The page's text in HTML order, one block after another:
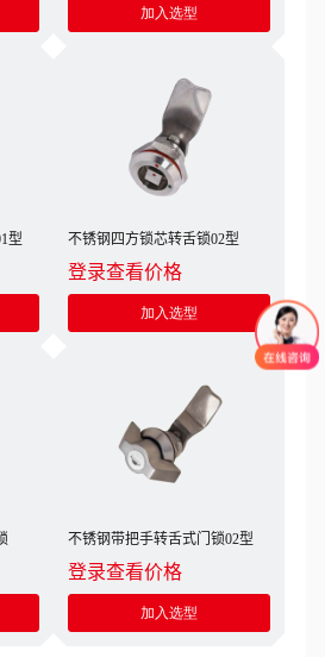
加入选型
型 不锈钢四方锁芯转舌锁02型
登录查看价格
加入选型
不锈钢带把手转舌式门锁02型
登录查看价格
加入选型